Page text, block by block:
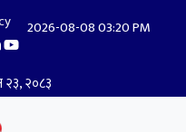
2026-08-08 03:20 PM
२३, २०८३